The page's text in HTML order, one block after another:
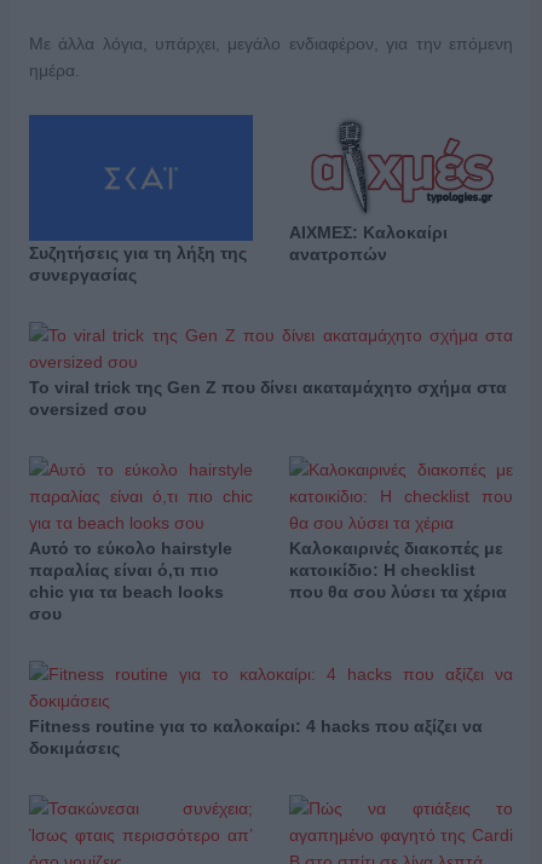
Με άλλα λόγια, υπάρχει, μεγάλο ενδιαφέρον, για την επόμενη
ημέρα.
Συζητήσεις για τη λήξη της
συνεργασίας
ΑΙΧΜΕΣ: Καλοκαίρι
ανατροπών
Το viral trick της Gen Z που δίνει ακαταμάχητο σχήμα στα
oversized σου
Αυτό το εύκολο hairstyle
παραλίας είναι ό,τι πιο
chic για τα beach looks
σου
Καλοκαιρινές διακοπές με
κατοικίδιο: Η checklist
που θα σου λύσει τα χέρια
Fitness routine για το καλοκαίρι: 4 hacks που αξίζει να
δοκιμάσεις